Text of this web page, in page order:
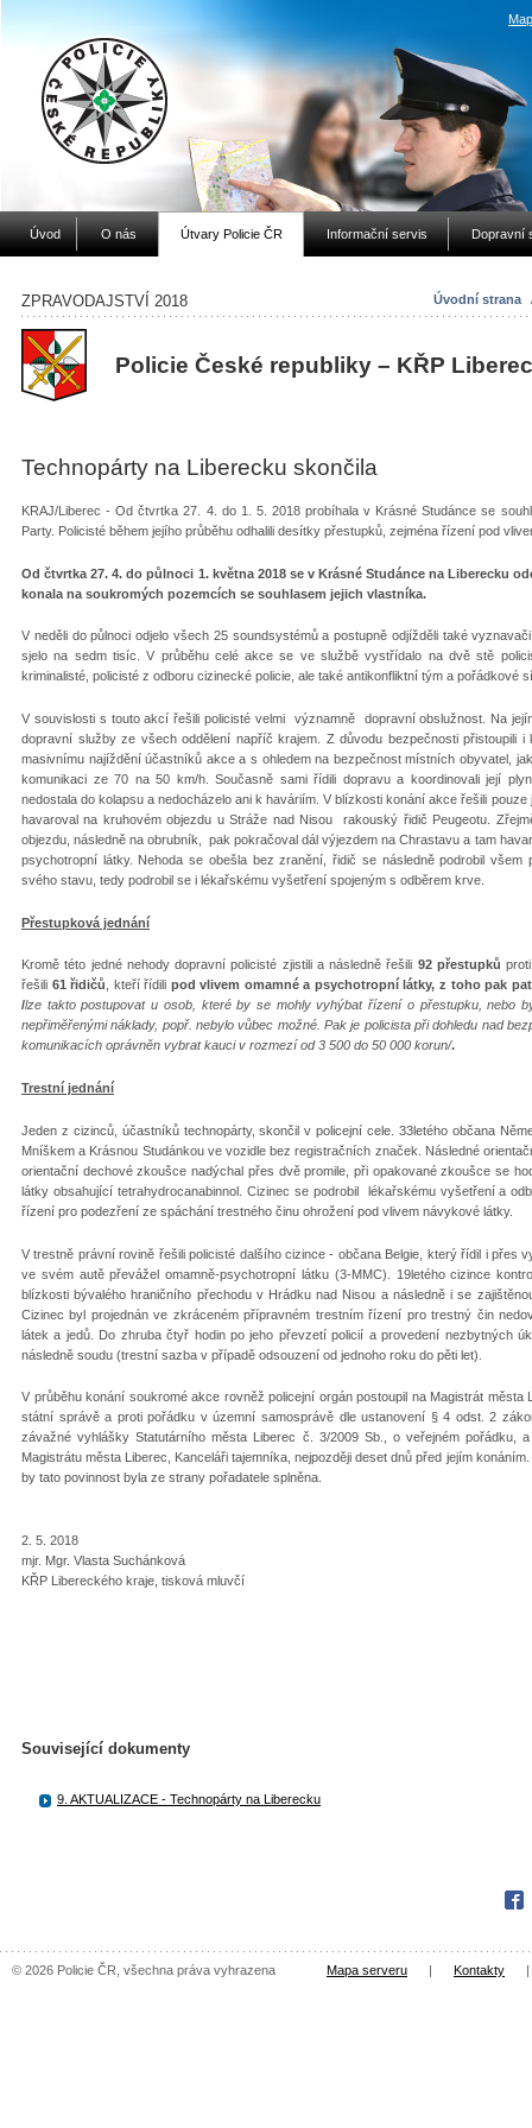
Úvod O nás Útvary Policie ČR Informační servis Dopravní
Úvodní strana
ZPRAVODAJSTVÍ 2018
Policie České republiky – KŘP
Technopárty na Liberecku skončila
KRAJ/Liberec - Od čtvrtka 27. 4. do 1. 5. 2018 probíhala v Krásné Studánce se
Party. Policisté během jejího průběhu odhalili desítky přestupků, zejména řízení pod
Od čtvrtka 27. 4. do půlnoci 1. května 2018 se v Krásné Studánce na Liberecku
konala na soukromých pozemcích se souhlasem jejich vlastníka.
V neděli do půlnoci odjelo všech 25 soundsystémů a postupně odjížděli také
sjelo na sedm tisíc. V průběhu celé akce se ve službě vystřídalo na dvě stě
kriminalisté, policisté z odboru cizinecké policie, ale také antikonfliktní tým a pořádkové
V souvislosti s touto akcí řešili policisté velmi významně dopravní obslužnost. Na
dopravní služby ze všech oddělení napříč krajem. Z důvodu bezpečnosti přistoupili
masivnímu najíždění účastníků akce a s ohledem na bezpečnost místních obyvatel,
komunikaci ze 70 na 50 km/h. Současně sami řídili dopravu a koordinovali její
nedostala do kolapsu a nedocházelo ani k haváriím. V blízkosti konání akce řešili
havaroval na kruhovém objezdu u Stráže nad Nisou rakouský řidič Peugeotu.
objezdu, následně na obrubník, pak pokračoval dál výjezdem na Chrastavu a tam
psychotropní látky. Nehoda se obešla bez zranění, řidič se následně podrobil
svého stavu, tedy podrobil se i lékařskému vyšetření spojeným s odběrem krve.
Přestupková jednání
Kromě této jedné nehody dopravní policisté zjistili a následně řešili 92 přestupků
řešili 61 řidičů, kteří řídili pod vlivem omamné a psychotropní látky, z toho pak
/lze takto postupovatu osob, které by se mohly vyhýbat řízení o přestupku, nebo
nepřiměřenými náklady, popř. nebylo vůbec možné. Pak je policista při dohledu nad
komunikacích oprávněn vybrat kauci v rozmezí od 3 500 do 50 000 korun/.
Trestní jednání
Jeden z cizinců, účastníků technopárty, skončil v policejní cele. 33letého občana
Mníškem a Krásnou Studánkou ve vozidle bez registračních značek. Následné
orientační dechové zkoušce nadýchal přes dvě promile, při opakované zkoušce se
látky obsahující tetrahydrocanabinnol. Cizinec se podrobil lékařskému vyšetření a
řízení pro podezření ze spáchání trestného činu ohrožení pod vlivem návykové látky.
V trestně právní rovině řešili policisté dalšího cizince - občana Belgie, který řídil i přes
ve svém autě převážel omamně-psychotropní látku (3-MMC). 19letého cizince
blízkosti bývalého hraničního přechodu v Hrádku nad Nisou a následně i se
Cizinec byl projednán ve zkráceném přípravném trestním řízení pro trestný čin
látek a jedů. Do zhruba čtyř hodin po jeho převzetí policií a provedení nezbytných
následně soudu (trestní sazba v případě odsouzení od jednoho roku do pěti let).
V průběhu konání soukromé akce rovněž policejní orgán postoupil na Magistrát
státní správě a proti pořádku v územní samosprávě dle ustanovení § 4 odst. 2
závažné vyhlášky Statutárního města Liberec č. 3/2009 Sb., o veřejném pořádku,
Magistrátu města Liberec, Kanceláři tajemníka, nejpozději deset dnů před jejím
by tato povinnost byla ze strany pořadatele splněna.
2. 5. 2018
mjr. Mgr. Vlasta Suchánková
KŘP Libereckého kraje, tisková mluvčí
Související dokumenty
9. AKTUALIZACE - Technopárty na Liberecku
© 2026 Policie ČR, všechna práva vyhrazena Mapa serveru | Kontakty |